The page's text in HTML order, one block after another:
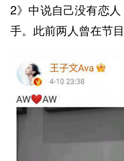
2》中说自己没有恋
手。此前两人曾在节